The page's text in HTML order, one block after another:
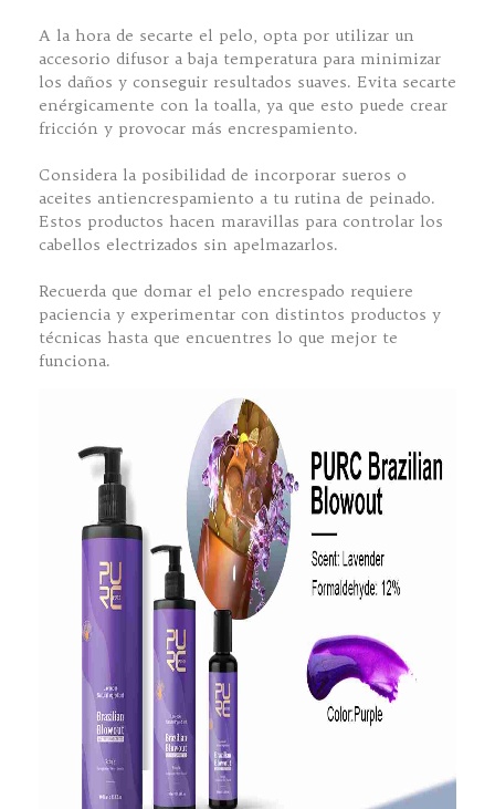
A la hora de secarte el pelo, opta por utilizar un
accesorio difusor a baja temperatura para minimizar
los daños y conseguir resultados suaves. Evita secarte
enérgicamente con la toalla, ya que esto puede crear
fricción y provocar más encrespamiento.
Considera la posibilidad de incorporar sueros o
aceites antiencrespamiento a tu rutina de peinado.
Estos productos hacen maravillas para controlar los
cabellos electrizados sin apelmazarlos.
Recuerda que domar el pelo encrespado requiere
paciencia y experimentar con distintos productos y
técnicas hasta que encuentres lo que mejor te
funciona.